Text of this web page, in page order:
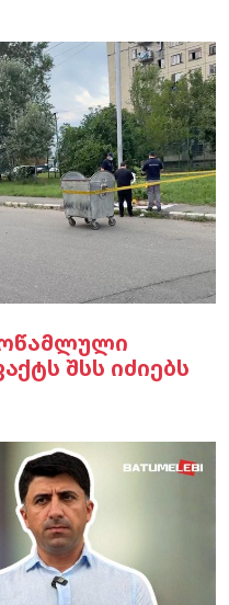
შსს იძიებს